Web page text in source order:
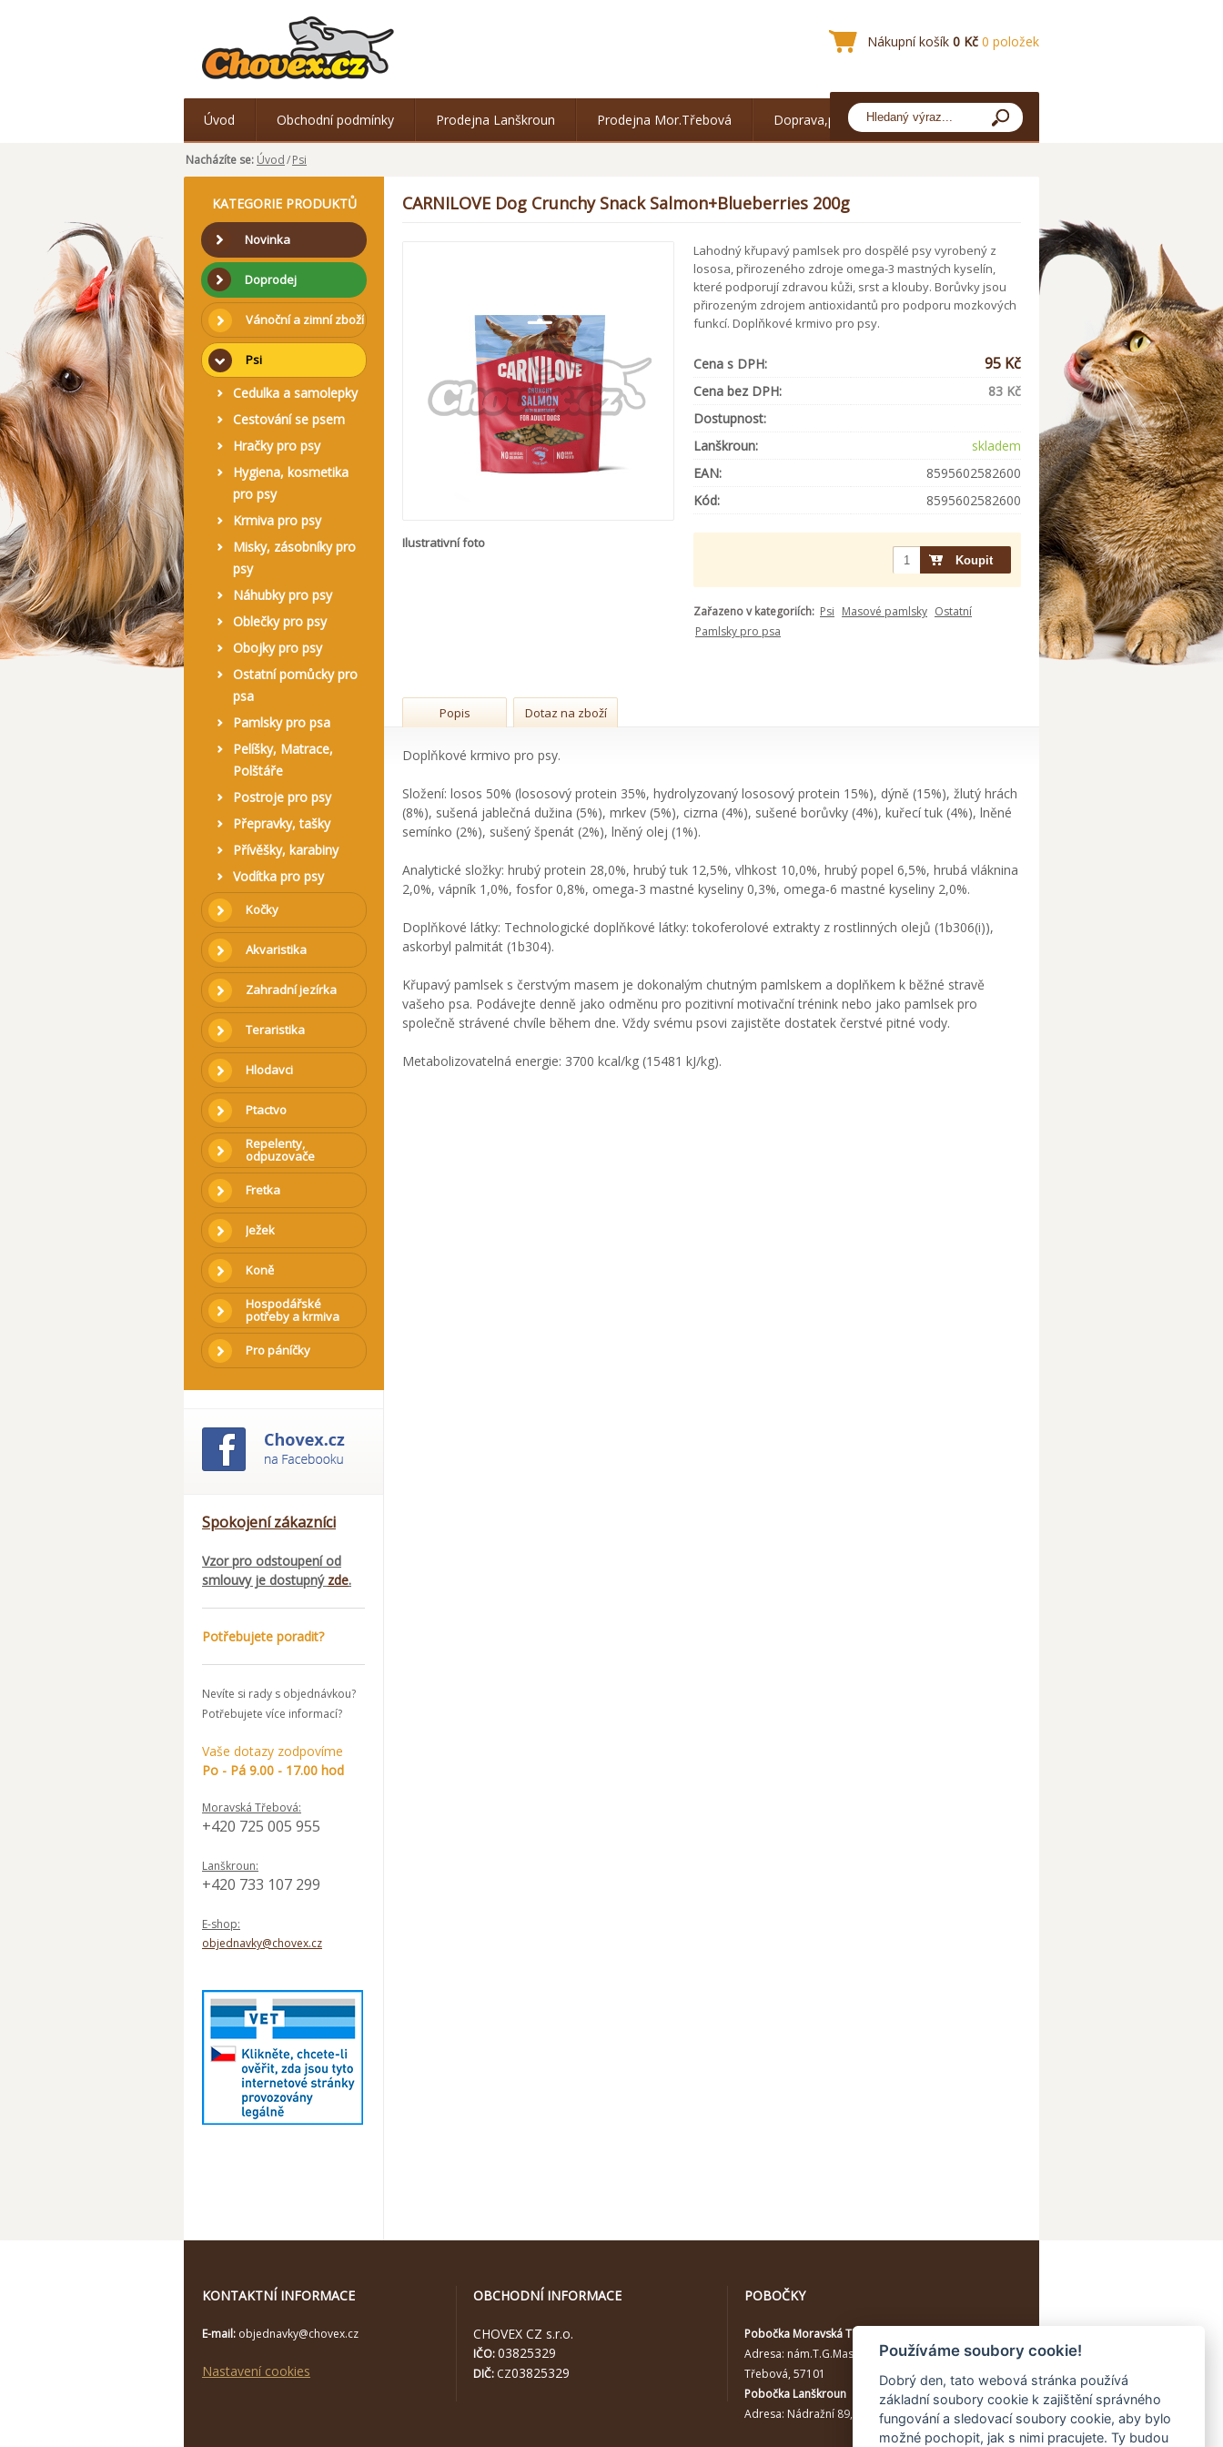
Nákupní košík 0 Kč 0 položek
Úvod Obchodní podmínky Prodejna Lanškroun Prodejna Mor.Třebová Doprava,platba
Nacházíte se: Úvod/Psi
KATEGORIE PRODUKTŮ
Novinka
Doprodej
Vánoční a zimní zboží
Psi
Cedulka a samolepky
Cestování se psem
Hračky pro psy
Hygiena, kosmetika
pro psy
Krmiva pro psy
Misky, zásobníky pro
psy
Náhubky pro psy
Oblečky pro psy
Obojky pro psy
Ostatní pomůcky pro
psa
Pamlsky pro psa
Pelíšky, Matrace,
Polštáře
Postroje pro psy
Přepravky, tašky
Přívěšky, karabiny
Vodítka pro psy
Kočky
Akvaristika
Zahradní jezírka
Teraristika
Hlodavci
Ptactvo
Repelenty,
odpuzovače
Fretka
Ježek
Koně
Hospodářské
potřeby a krmiva
Pro páníčky
Spokojení zákazníci
Vzor pro odstoupení od
smlouvy je dostupný zde.
Potřebujete poradit?
Nevíte si rady s objednávkou?
Potřebujete více informací?
Vaše dotazy zodpovíme
Po - Pá 9.00 - 17.00 hod
Moravská Třebová:
+420 725 005 955
Lanškroun:
+420 733 107 299
E-shop:
objednavky@chovex.cz
CARNILOVE Dog Crunchy Snack Salmon+Blueberries 200g
Ilustrativní foto
Lahodný křupavý pamlsek pro dospělé psy vyrobený z
lososa, přirozeného zdroje omega-3 mastných kyselín,
které podporují zdravou kůži, srst a klouby. Borůvky jsou
přirozeným zdrojem antioxidantů pro podporu mozkových
funkcí. Doplňkové krmivo pro psy.
Cena s DPH: 95 Kč
Cena bez DPH:
83 Kč
Dostupnost:
Lanškroun:
skladem
EAN:
8595602582600
Kód:
8595602582600
Zařazeno v kategoriích: Psi Masové pamlsky Ostatní
Pamlsky pro psa
Popis Dotaz na zboží
Doplňkové krmivo pro psy.
Složení: losos 50% (lososový protein 35%, hydrolyzovaný lososový protein 15%), dýně (15%), žlutý hrách
(8%), sušená jablečná dužina (5%), mrkev (5%), cizrna (4%), sušené borůvky (4%), kuřecí tuk (4%), lněné
semínko (2%), sušený špenát (2%), lněný olej (1%).
Analytické složky: hrubý protein 28,0%, hrubý tuk 12,5%, vlhkost 10,0%, hrubý popel 6,5%, hrubá vláknina
2,0%, vápník 1,0%, fosfor 0,8%, omega-3 mastné kyseliny 0,3%, omega-6 mastné kyseliny 2,0%.
Doplňkové látky: Technologické doplňkové látky: tokoferolové extrakty z rostlinných olejů (1b306(i)),
askorbyl palmitát (1b304).
Křupavý pamlsek s čerstvým masem je dokonalým chutným pamlskem a doplňkem k běžné stravě
vašeho psa. Podávejte denně jako odměnu pro pozitivní motivační trénink nebo jako pamlsek pro
společně strávené chvíle během dne. Vždy svému psovi zajistěte dostatek čerstvé pitné vody.
Metabolizovatelná energie: 3700 kcal/kg (15481 kJ/kg).
KONTAKTNÍ INFORMACE
E-mail: objednavky@chovex.cz
Nastavení cookies
OBCHODNÍ INFORMACE
CHOVEX CZ s.r.o.
IČO:03825329
DIČ: CZ03825329
POBOČKY
Pobočka Moravská Třebová
Adresa: nám.T.G.Masaryka 114/10a, Moravská
Třebová, 57101
Pobočka Lanškroun
Adresa: Nádražní 89, Lanškroun, 56301
Používáme soubory cookie!
Dobrý den, tato webová stránka používá
základní soubory cookie k zajištění správného
fungování a sledovací soubory cookie, aby bylo
možné pochopit, jak s nimi pracujete. Ty budou